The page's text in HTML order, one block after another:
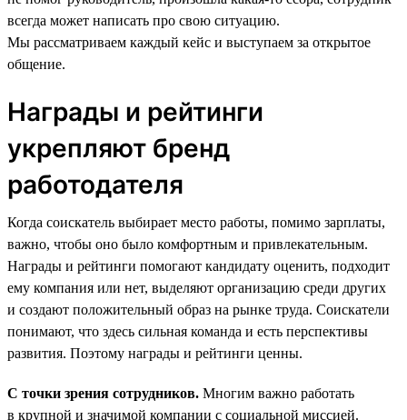
всегда может написать про свою ситуацию.
Мы рассматриваем каждый кейс и выступаем за открытое
общение.
Награды и рейтинги
укрепляют бренд
работодателя
Когда соискатель выбирает место работы, помимо зарплаты,
важно, чтобы оно было комфортным и привлекательным.
Награды и рейтинги помогают кандидату оценить, подходит
ему компания или нет, выделяют организацию среди других
и создают положительный образ на рынке труда. Соискатели
понимают, что здесь сильная команда и есть перспективы
развития. Поэтому награды и рейтинги ценны.
С точки зрения сотрудников. Многим важно работать
в крупной и значимой компании с социальной миссией.